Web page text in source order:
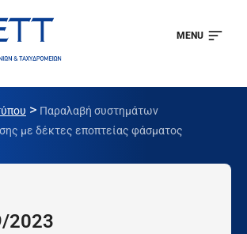
MENU
> Παραλαβή συστημάτων
με δέκτες εποπτείας φάσματος
2023